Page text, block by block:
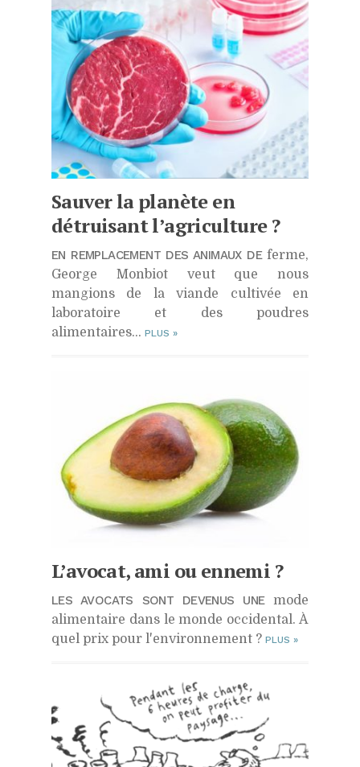
Sauver la planète en
détruisant l’agriculture ?
EN REMPLACEMENT DES ANIMAUX DEferme,
George Monbiot veut que nous
mangions de la viande cultivée en
laboratoire et des poudres
alimentaires… PLUS »
L’avocat, ami ou ennemi ?
LES AVOCATS SONT DEVENUS UNEmode
alimentaire dans le monde occidental. À
quel prix pour l'environnement ? PLUS »